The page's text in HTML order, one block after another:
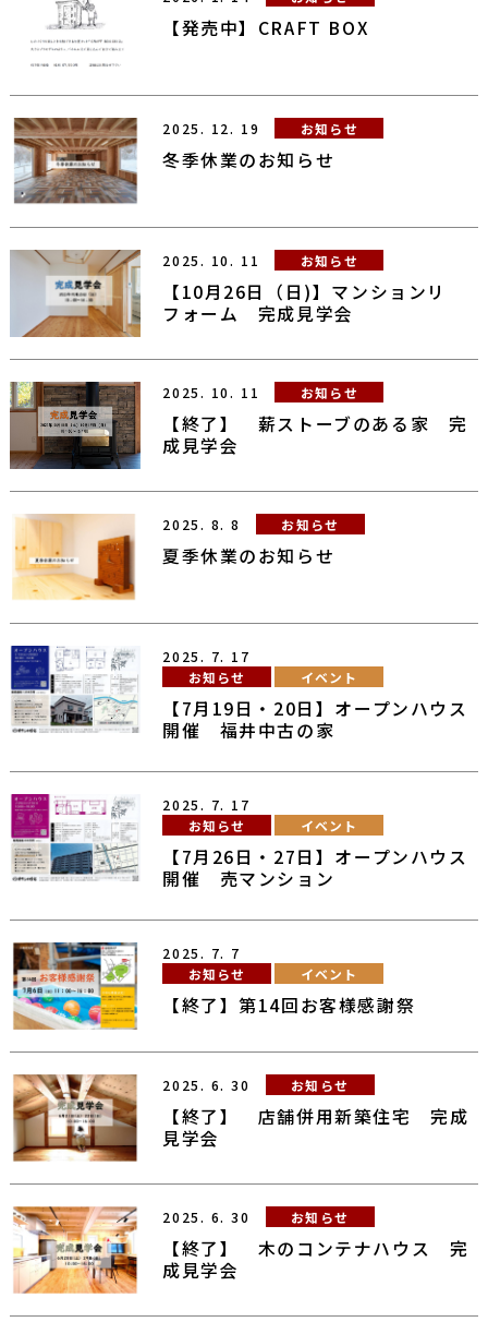
【発売中】CRAFT BOX
2025. 12. 19 お知らせ
冬季休業のお知らせ
2025. 10. 11 お知らせ
【10月26日（日)】マンションリ
フォーム 完成見学会
2025. 10. 11 お知らせ
【終了】 薪ストーブのある家 完
成見学会
2025. 8. 8 お知らせ
夏季休業のお知らせ
2025. 7. 17
お知らせ
イベント
【7月19日・20日】オープンハウス
開催 福井中古の家
2025. 7. 17
お知らせ
イベント
【7月26日・27日】オープンハウス
開催 売マンション
2025. 7. 7
お知らせ
イベント
【終了】第14回お客様感謝祭
2025. 6. 30 お知らせ
【終了】 店舗併用新築住宅 完成
見学会
2025. 6. 30 お知らせ
【終了】 木のコンテナハウス 完
成見学会